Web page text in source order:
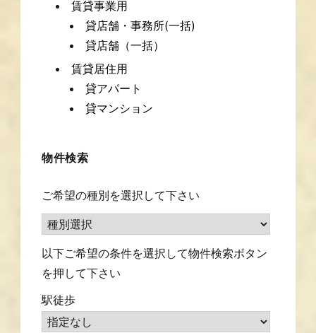
賃貸事業用
貸店舗・事務所(一括)
貸店舗（一括）
賃貸居住用
貸アパート
貸マンション
物件検索
ご希望の種別を選択して下さい
以下ご希望の条件を選択して物件検索ボタン
を押して下さい
駅徒歩